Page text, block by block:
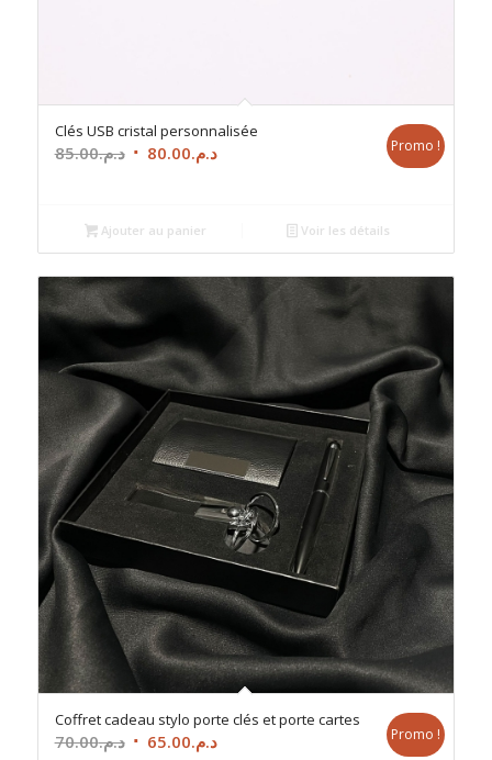
Clés USB cristal personnalisée
د.م.85.00
Le
était :
د.م.85.00.
د.م.80.00
Le
د.م.80.00.
Promo !
Ajouter au panier Voir les détails
Coffret cadeau stylo porte clés et porte cartes
د.م.70.00
Le
د.م.65.00
Le
Promo !